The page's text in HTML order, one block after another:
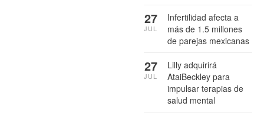
Infertilidad afecta a
más de 1.5 millones
de parejas mexicanas
27
JUL
Lilly adquirirá
AtaiBeckley para
impulsar terapias de
salud mental
27
JUL